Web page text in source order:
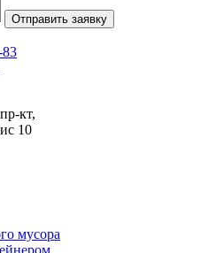
Отправить заявку
83
кт,
10
мусора